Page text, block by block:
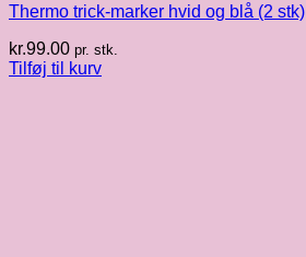
Thermo trick-marker hvid og blå (2 stk)
kr.99.00 pr. stk.
Tilføj til kurv